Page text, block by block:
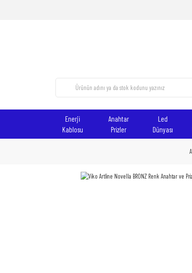
Enerji
Kablosu
Anahtar
Prizler
Led
Dünyası